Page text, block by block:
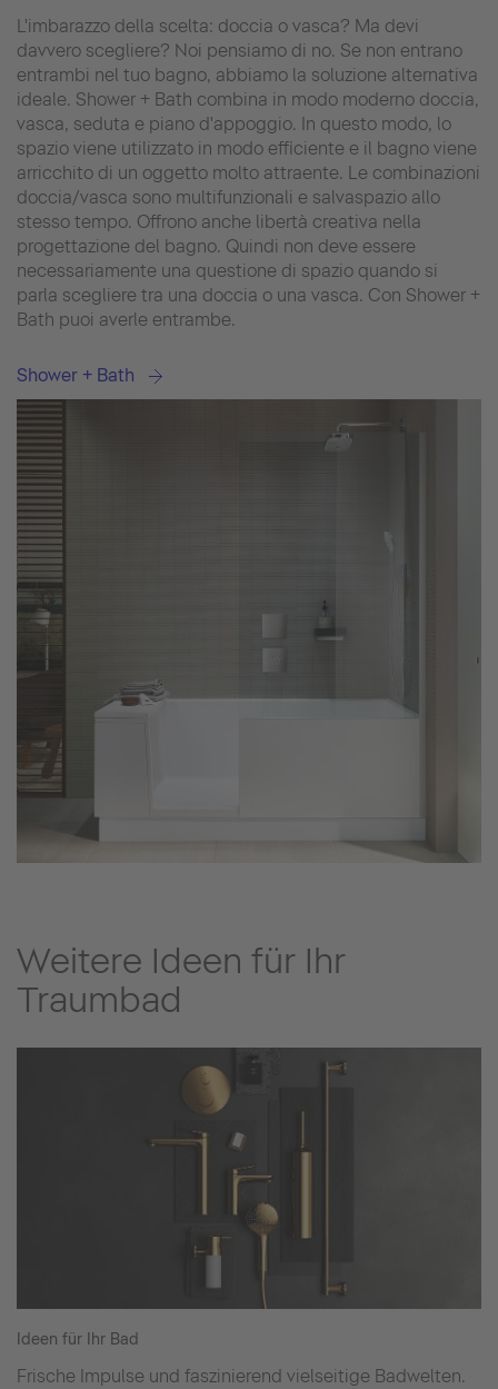
L'imbarazzo della scelta: doccia o vasca? Ma devi
davvero scegliere? Noi pensiamo di no. Se non entrano
entrambi nel tuo bagno, abbiamo la soluzione alternativa
ideale. Shower + Bath combina in modo moderno doccia,
vasca, seduta e piano d'appoggio. In questo modo, lo
spazio viene utilizzato in modo efficiente e il bagno viene
arricchito di un oggetto molto attraente. Le combinazioni
doccia/vasca sono multifunzionali e salvaspazio allo
stesso tempo. Offrono anche libertà creativa nella
progettazione del bagno. Quindi non deve essere
necessariamente una questione di spazio quando si
parla scegliere tra una doccia o una vasca. Con Shower +
Bath puoi averle entrambe.
Shower + Bath
Weitere Ideen für Ihr
Traumbad
Ideen für Ihr Bad
Frische Impulse und faszinierend vielseitige Badwelten.